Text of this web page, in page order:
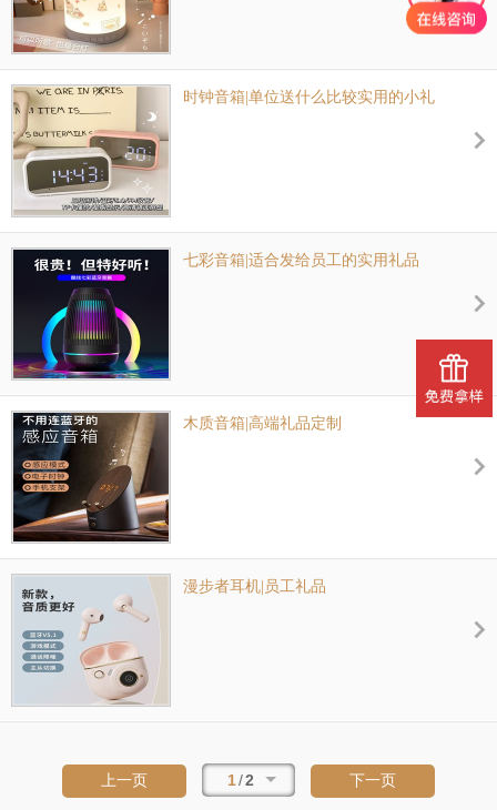
时钟音箱|单位送什么比较实用的小礼
七彩音箱|适合发给员工的实用礼品
木质音箱|高端礼品定制
漫步者耳机|员工礼品
上一页 1/2 下一页